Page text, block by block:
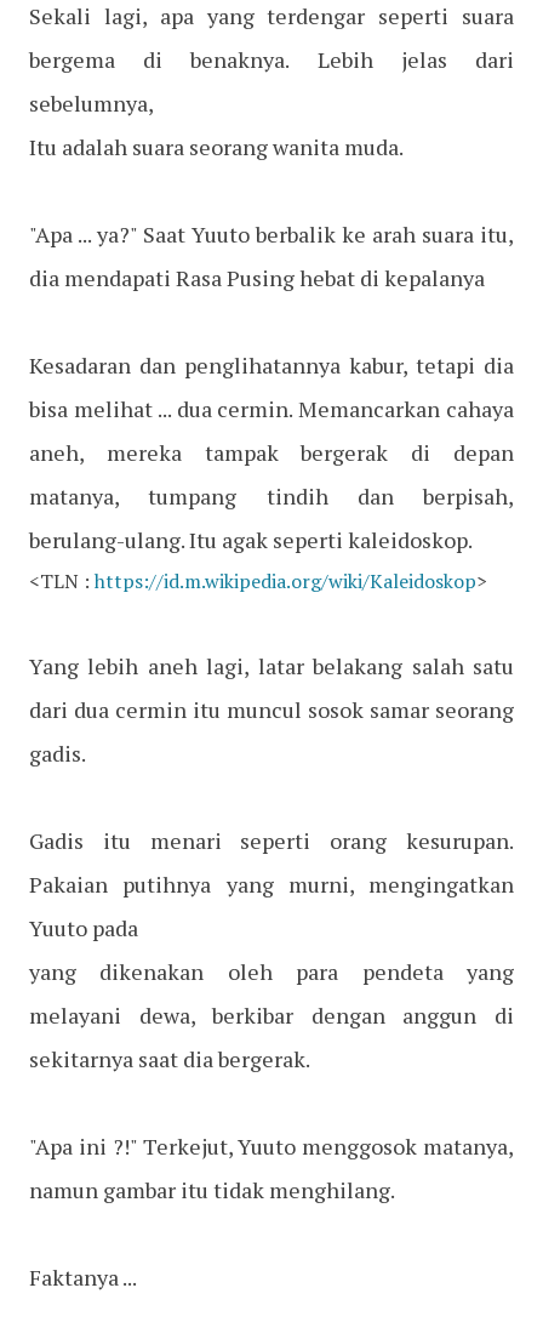
Sekali lagi, apa yang terdengar seperti suara
bergema di benaknya. Lebih jelas dari
sebelumnya,
Itu adalah suara seorang wanita muda.
"Apa ... ya?" Saat Yuuto berbalik ke arah suara itu,
dia mendapati Rasa Pusing hebat di kepalanya
Kesadaran dan penglihatannya kabur, tetapi dia
bisa melihat ... dua cermin. Memancarkan cahaya
aneh, mereka tampak bergerak di depan
matanya, tumpang tindih dan berpisah,
berulang-ulang. Itu agak seperti kaleidoskop.
<TLN : https://id.m.wikipedia.org/wiki/Kaleidoskop>
Yang lebih aneh lagi, latar belakang salah satu
dari dua cermin itu muncul sosok samar seorang
gadis.
Gadis itu menari seperti orang kesurupan.
Pakaian putihnya yang murni, mengingatkan
Yuuto pada
yang dikenakan oleh para pendeta yang
melayani dewa, berkibar dengan anggun di
sekitarnya saat dia bergerak.
"Apa ini ?!" Terkejut, Yuuto menggosok matanya,
namun gambar itu tidak menghilang.
Faktanya ...